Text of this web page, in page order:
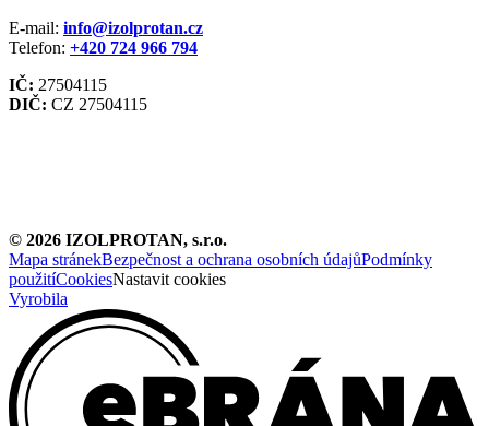
E-mail: info@izolprotan.cz
Telefon: +420 724 966 794
IČ: 27504115
DIČ: CZ 27504115
© 2026 IZOLPROTAN, s.r.o.
Mapa stránekBezpečnost a ochrana osobních údajůPodmínky
použitíCookiesNastavit cookies
Vyrobila